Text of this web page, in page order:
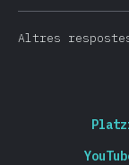
Altres